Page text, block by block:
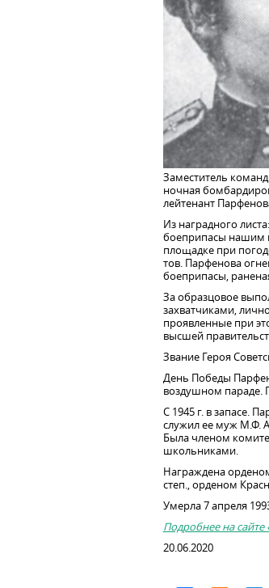
Заместитель
ночная
лейтенант
Из наградного
боеприпасы нашим
площадке при
тов. Парфенова
боеприпасы,
За образцовое
захватчиками,
проявленные при
высшей
Звание Героя
День Победы
воздушном параде.
С 1945 г. в запасе.
служил ее муж М.Ф.
Была членом
школьниками.
Награждена
степ., орденом
Умерла 7 апреля
Подробнее на сайте
20.06.2020